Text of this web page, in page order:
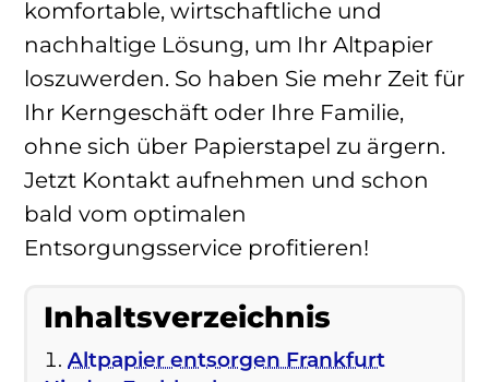
komfortable, wirtschaftliche und
nachhaltige Lösung, um Ihr Altpapier
loszuwerden. So haben Sie mehr Zeit für
Ihr Kerngeschäft oder Ihre Familie,
ohne sich über Papierstapel zu ärgern.
Jetzt Kontakt aufnehmen und schon
bald vom optimalen
Entsorgungsservice profitieren!
Inhaltsverzeichnis
Altpapier entsorgen Frankfurt